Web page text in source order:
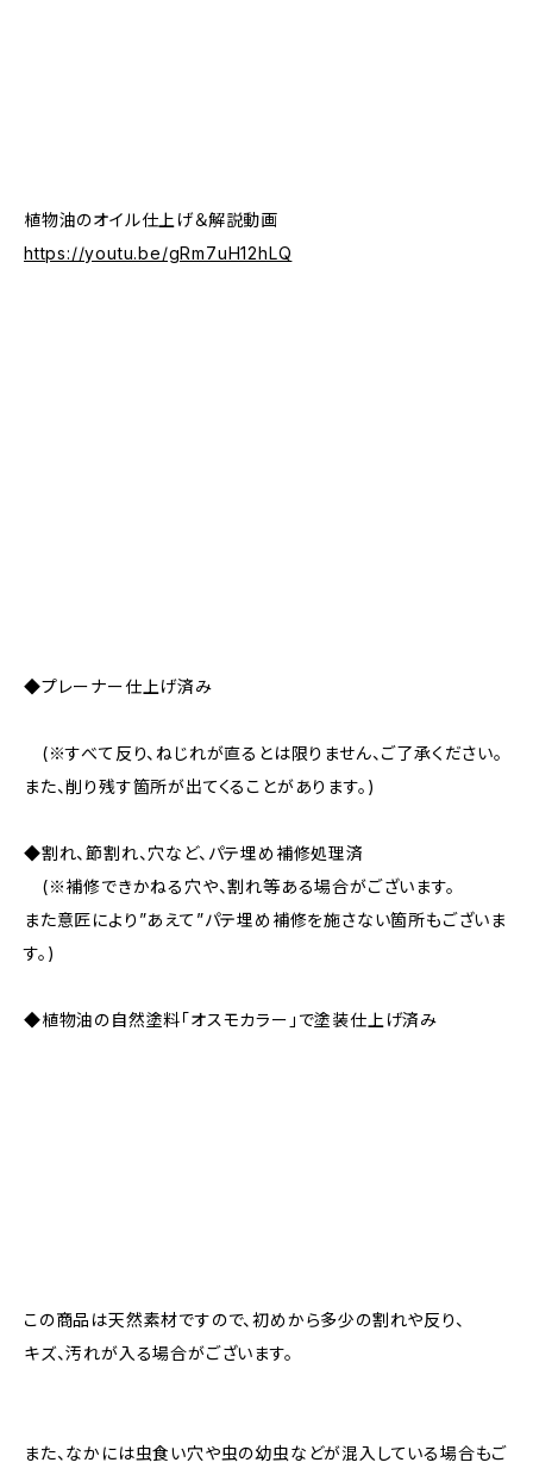
植物油のオイル仕上げ＆解説動画
https://youtu.be/gRm7uH12hLQ
◆プレーナー仕上げ済み
(※すべて反り、ねじれが直るとは限りません、ご了承ください。
また、削り残す箇所が出てくることがあります。)
◆割れ、節割れ、穴など、パテ埋め補修処理済
(※補修できかねる穴や、割れ等ある場合がございます。
また意匠により”あえて”パテ埋め補修を施さない箇所もございま
す。)
◆植物油の自然塗料「オスモカラー」で塗装仕上げ済み
この商品は天然素材ですので、初めから多少の割れや反り、
キズ、汚れが入る場合がございます。
また、なかには虫食い穴や虫の幼虫などが混入している場合もご